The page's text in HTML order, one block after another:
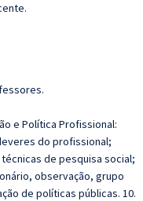
e Política Profissional:
do profissional;
de pesquisa social;
observação, grupo
de políticas públicas. 10.